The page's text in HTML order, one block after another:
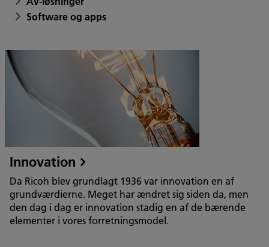
Software og apps
Innovation
Da Ricoh blev grundlagt 1936 var innovation en af
grundværdierne. Meget har ændret sig siden da, men
den dag i dag er innovation stadig en af de bærende
elementer i vores forretningsmodel.